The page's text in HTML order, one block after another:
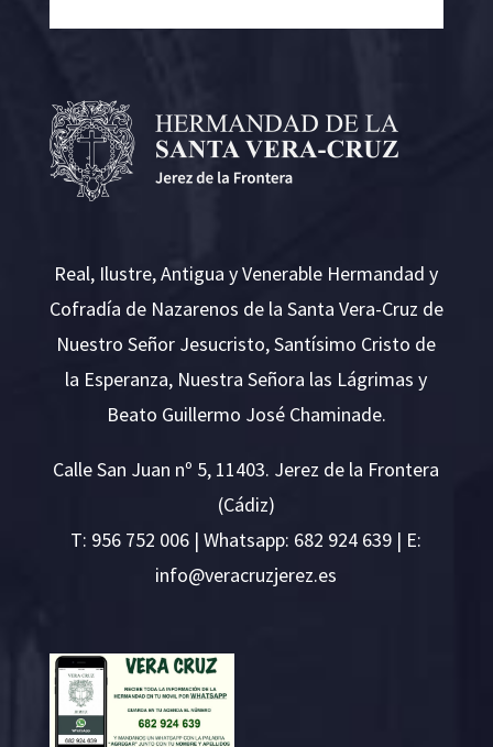
Real, Ilustre, Antigua y Venerable Hermandad y
Cofradía de Nazarenos de la Santa Vera-Cruz de
Nuestro Señor Jesucristo, Santísimo Cristo de
la Esperanza, Nuestra Señora las Lágrimas y
Beato Guillermo José Chaminade.
Calle San Juan nº 5, 11403. Jerez de la Frontera
(Cádiz)
T: 956 752 006 | Whatsapp: 682 924 639 | E:
se.ze
rejzu
rcare
v@ofn
i